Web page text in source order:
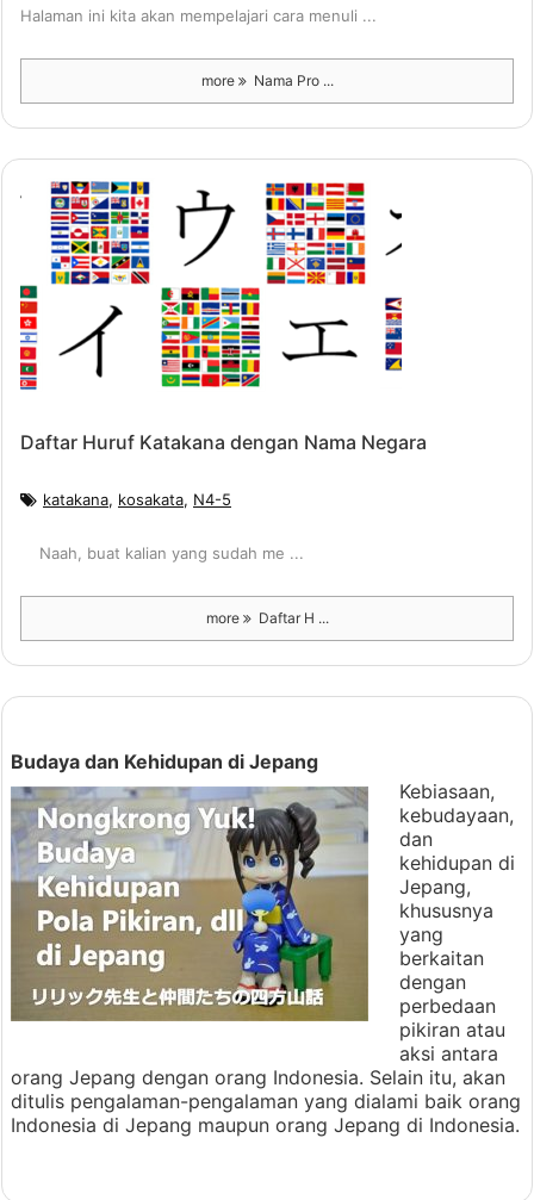
Halaman ini kita akan mempelajari cara menuli ...
more Nama Pro ...
Daftar Huruf Katakana dengan Nama Negara
katakana, kosakata, N4-5
Naah, buat kalian yang sudah me ...
more Daftar H ...
Budaya dan Kehidupan di Jepang
Kebiasaan,
kebudayaan,
dan
kehidupan di
Jepang,
khususnya
yang
berkaitan
dengan
perbedaan
pikiran atau
aksi antara
orang Jepang dengan orang Indonesia. Selain itu, akan
ditulis pengalaman-pengalaman yang dialami baik orang
Indonesia di Jepang maupun orang Jepang di Indonesia.